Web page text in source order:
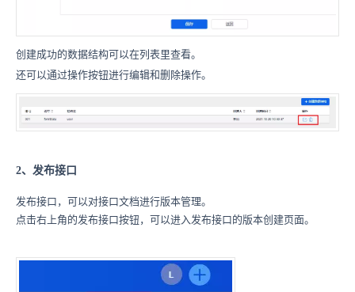
创建成功的数据结构可以在列表里查看。
还可以通过操作按钮进行编辑和删除操作。
2、发布接口
发布接口，可以对接口文档进行版本管理。
点击右上角的发布接口按钮，可以进入发布接口的版本创建页面。